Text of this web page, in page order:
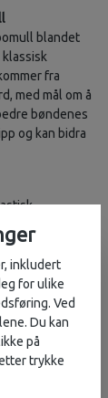
blandet
fra
med mål om å
bøndenes
og kan bidra
under
sømmer for
i
ekstra
inkludert
for ulike
Ved
Du kan
på
trykke